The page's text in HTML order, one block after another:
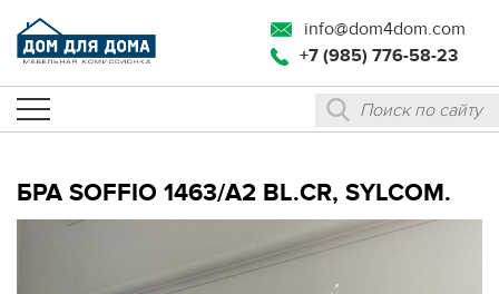
info@dom4dom.com
+7 (985) 776-58-23
БРА SOFFIO 1463/A2 BL.CR, SYLCOM.